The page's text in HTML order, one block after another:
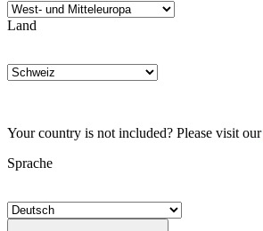
Land
Your country is not included? Please visit our
Sprache